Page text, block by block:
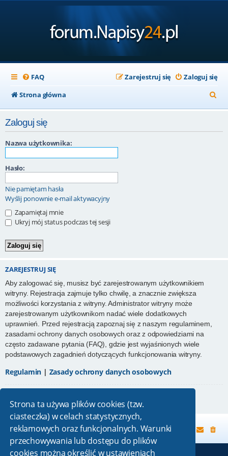
Strona ta używa plików cookies (tzw.
ciasteczka) w celach statystycznych,
reklamowych oraz funkcjonalnych. Warunki
przechowywania lub dostępu do plików
cookies można określić w ustawieniach
FAQ Zaloguj się
Zarejestruj się
Strona główna
z
Zaloguj się
Nazwa użytkownika:
Hasło:
Nie pamiętam hasła
Wyślij ponownie e-mail aktywacyjny
Zapamiętaj mnie
Ukryj mój status podczas tej sesji
ZAREJESTRUJ SIĘ
Aby zalogować się, musisz być zarejestrowanym użytkownikiem
witryny. Rejestracja zajmuje tylko chwilę, a znacznie zwiększa
możliwości korzystania z witryny. Administrator witryny może
zarejestrowanym użytkownikom nadać wiele dodatkowych
uprawnień. Przed rejestracją zapoznaj się z naszym regulaminem,
zasadami ochrony danych osobowych oraz z odpowiedziami na
często zadawane pytania (FAQ), gdzie jest wyjaśnionych wiele
podstawowych zagadnień dotyczących funkcjonowania witryny.
Regulamin | Zasady ochrony danych osobowych
Strona główna